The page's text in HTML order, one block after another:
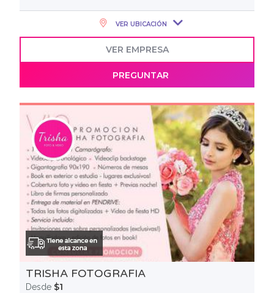
VER UBICACIÓN
VER EMPRESA
PREGUNTAR
TRISHA FOTOGRAFIA
Desde $1